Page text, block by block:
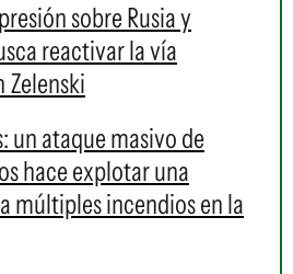
sobre Rusia y
reactivar la vía
Zelenski
un ataque masivo de
hace explotar una
múltiples incendios en la